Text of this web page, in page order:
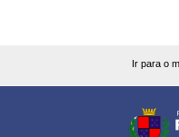
Ir para o